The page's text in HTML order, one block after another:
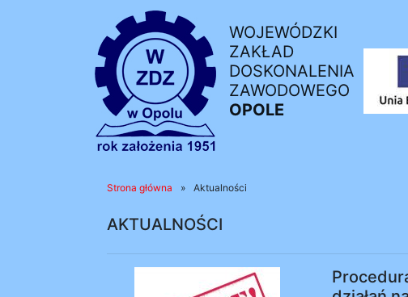
WOJEWÓDZKI
ZAKŁAD
DOSKONALENIA
ZAWODOWEGO
OPOLE
Strona główna » Aktualności
AKTUALNOŚCI